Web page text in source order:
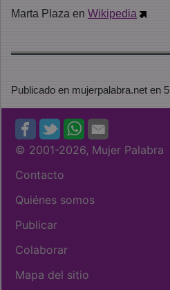
Marta Plaza en Wikipedia
Publicado en mujerpalabra.net en
© 2001-2026, Mujer Palabra
Contacto
Quiénes somos
Publicar
Colaborar
Mapa del sitio